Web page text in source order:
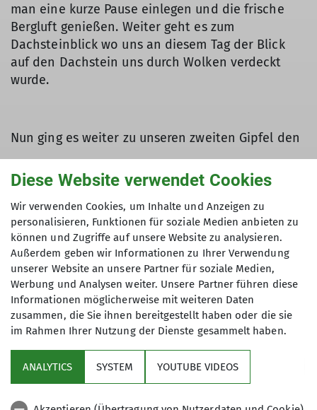
man eine kurze Pause einlegen und die frische
Bergluft genießen. Weiter geht es zum
Dachsteinblick wo uns an diesem Tag der Blick
auf den Dachstein uns durch Wolken verdeckt
wurde.
Nun ging es weiter zu unseren zweiten Gipfel den
Punkt der Tour ist. Auch hier wird man mit einem
beeindruckenden Panorama belohnt, das weit
über die umliegenden Täler und Seen reicht.
Der nächste Abschnitt führt zum Großen
Schoberstein mit 1037m, der einen einzigartigen
Blick auf den Attersee und den Mondsee bietet.
Besonders an sonnigen Tagen ist die Aussicht
einfach spektakulär. Allerdings ist an solchen
Tagen auch mit mehr Wanderern zu rechnen, was
die Wege teilweise etwas belebt macht. Der Gipfel
des Großen Schoberstein lädt zu einer weiteren
Diese Website verwendet Cookies
Wir verwenden Cookies, um Inhalte und Anzeigen zu
personalisieren, Funktionen für soziale Medien anbieten zu
können und Zugriffe auf unsere Website zu analysieren.
Außerdem geben wir Informationen zu Ihrer Verwendung
unserer Website an unsere Partner für soziale Medien,
Werbung und Analysen weiter. Unsere Partner führen diese
Informationen möglicherweise mit weiteren Daten
zusammen, die Sie ihnen bereitgestellt haben oder die sie
im Rahmen Ihrer Nutzung der Dienste gesammelt haben.
ANALYTICS SYSTEM YOUTUBE VIDEOS